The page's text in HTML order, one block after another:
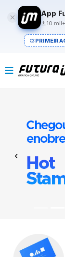
App
10
Previous